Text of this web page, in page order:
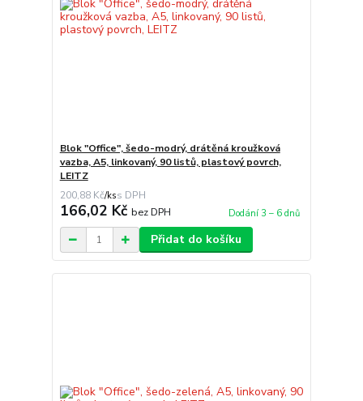
Blok "Office", šedo-modrý, drátěná kroužková
vazba, A5, linkovaný, 90 listů, plastový povrch,
LEITZ
200,88 Kč/ks
166,02 Kč bez DPH Dodání 3 – 6 dnů
Přidat do košíku